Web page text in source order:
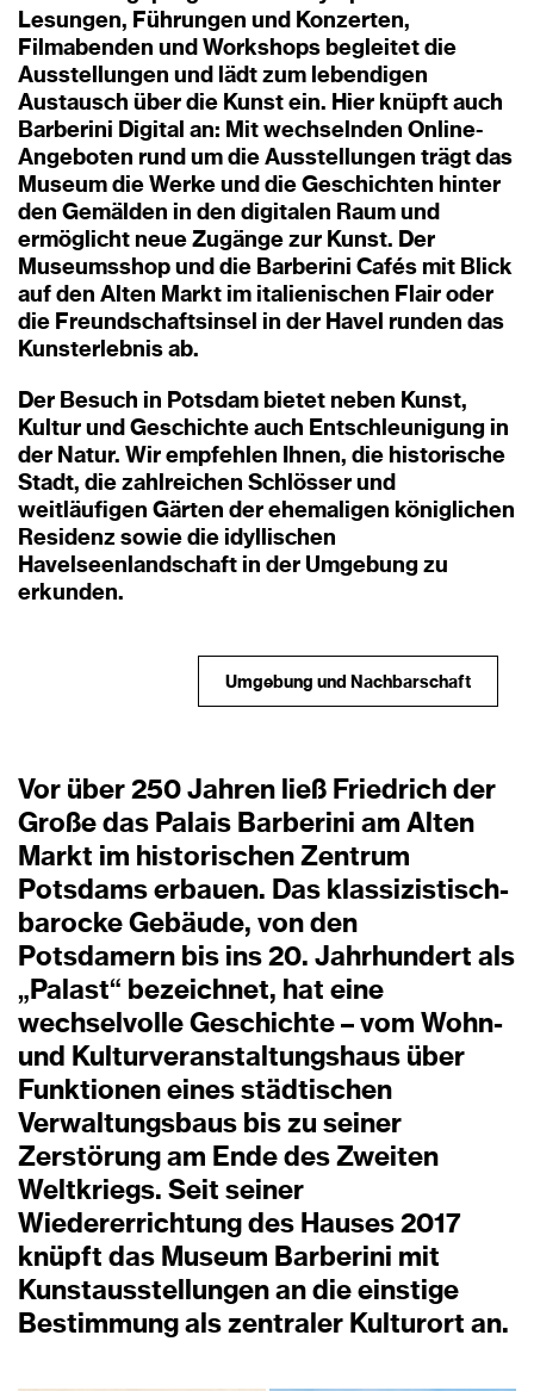
Lesungen, Führungen und Konzerten,
Filmabenden und Workshops begleitet die
Ausstellungen und lädt zum lebendigen
Austausch über die Kunst ein. Hier knüpft auch
Barberini Digital an: Mit wechselnden Online-
Angeboten rund um die Ausstellungen trägt das
Museum die Werke und die Geschichten hinter
den Gemälden in den digitalen Raum und
ermöglicht neue Zugänge zur Kunst. Der
Museumsshop und die Barberini Cafés mit Blick
auf den Alten Markt im italienischen Flair oder
die Freundschaftsinsel in der Havel runden das
Kunsterlebnis ab.
Der Besuch in Potsdam bietet neben Kunst,
Kultur und Geschichte auch Entschleunigung in
der Natur. Wir empfehlen Ihnen, die historische
Stadt, die zahlreichen Schlösser und
weitläufigen Gärten der ehemaligen königlichen
Residenz sowie die idyllischen
Havelseenlandschaft in der Umgebung zu
erkunden.
Umgebung und Nachbarschaft
Vor über 250 Jahren ließ Friedrich der
Große das Palais Barberini am Alten
Markt im historischen Zentrum
Potsdams erbauen. Das klassizistisch-
barocke Gebäude, von den
Potsdamern bis ins 20. Jahrhundert als
„Palast“ bezeichnet, hat eine
wechselvolle Geschichte – vom Wohn-
und Kulturveranstaltungshaus über
Funktionen eines städtischen
Verwaltungsbaus bis zu seiner
Zerstörung am Ende des Zweiten
Weltkriegs. Seit seiner
Wiedererrichtung des Hauses 2017
knüpft das Museum Barberini mit
Kunstausstellungen an die einstige
Bestimmung als zentraler Kulturort an.